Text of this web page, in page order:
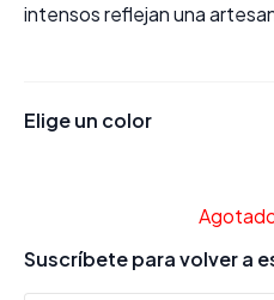
intensos reflejan una
Elige un color
Suscríbete para volver a